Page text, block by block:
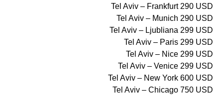
Tel Aviv – Frankfurt 290 USD
Tel Aviv – Munich 290 USD
Tel Aviv – Ljubliana 299 USD
Tel Aviv – Paris 299 USD
Tel Aviv – Nice 299 USD
Tel Aviv – Venice 299 USD
Tel Aviv – New York 600 USD
Tel Aviv – Chicago 750 USD